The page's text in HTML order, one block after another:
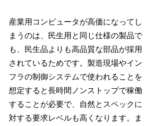
産業用コンピュータが高価になってし
まうのは、民生用と同じ仕様の製品で
も、民生品よりも高品質な部品が採用
されているためです。製造現場やイン
フラの制御システムで使われることを
想定すると長時間ノンストップで稼働
することが必要で、自然とスペックに
対する要求レベルも高くなります。ま